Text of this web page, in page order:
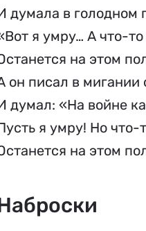
думала в голодном
я умру… А что-
на этом
он писал в мигании
думал: «На войне
я умру! Но что-
на этом